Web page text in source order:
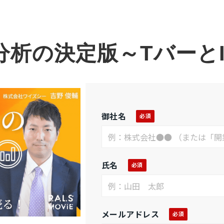
析の決定版～Tバー
御社名
氏名
メールアドレス